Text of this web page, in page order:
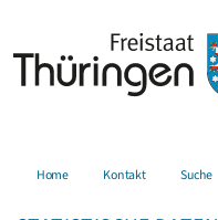
Home Kontakt Suche